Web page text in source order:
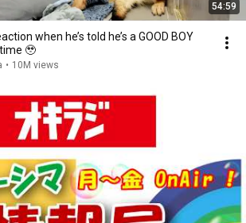
54:59
when he’s told he’s a GOOD BOY
🥹
• 10M views